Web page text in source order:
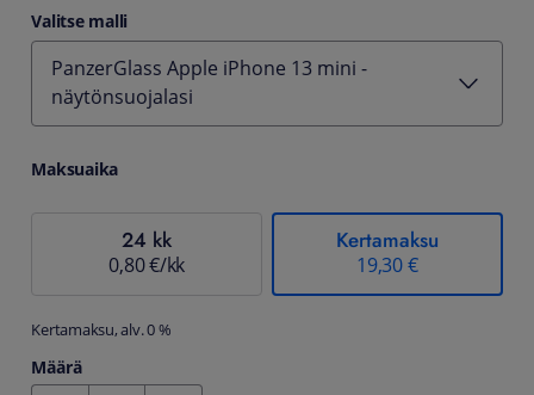
Valitse malli
PanzerGlass Apple iPhone 13 mini -
näytönsuojalasi
Maksuaika
24 kk
0,80 €/kk
Kertamaksu
19,30 €
Kertamaksu, alv. 0 %
Määrä